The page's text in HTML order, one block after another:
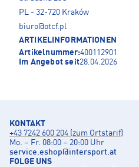
PL - 32-720 Kraków
biuro@otcf.pl
ARTIKELINFORMATIONEN
Artikelnummer:400112901
Im Angebot seit28.04.2026
KONTAKT
+43 7242 600 204 (zum Ortstarif)
Mo. – Fr. 08:00 – 20:00 Uhr
service.eshop@intersport.at
FOLGE UNS